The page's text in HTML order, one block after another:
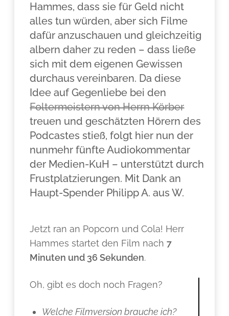
Hammes, dass sie für Geld nicht
alles tun würden, aber sich Filme
dafür anzuschauen und gleichzeitig
albern daher zu reden – dass ließe
sich mit dem eigenen Gewissen
durchaus vereinbaren. Da diese
Idee auf Gegenliebe bei den
Foltermeistern von Herrn Körber
treuen und geschätzten Hörern des
Podcastes stieß, folgt hier nun der
nunmehr fünfte Audiokommentar
der Medien-KuH – unterstützt durch
Frustplatzierungen. Mit Dank an
Haupt-Spender Philipp A. aus W.
Jetzt ran an Popcorn und Cola! Herr
Hammes startet den Film nach7
Minuten und 36 Sekunden.
Oh, gibt es doch noch Fragen?
Welche Filmversion brauche ich?